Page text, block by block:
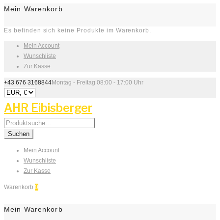
Mein Warenkorb
Es befinden sich keine Produkte im Warenkorb.
Mein Account
Wunschliste
Zur Kasse
+43 676 3168844Montag - Freitag 08:00 - 17:00 Uhr
AHR Eibisberger
Search
for:
Suchen
Mein Account
Wunschliste
Zur Kasse
Warenkorb 0
Mein Warenkorb